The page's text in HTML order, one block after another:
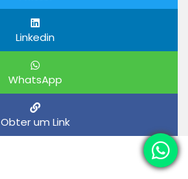
Linkedin
WhatsApp
Obter um Link